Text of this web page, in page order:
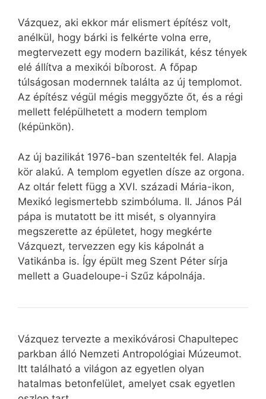
Vázquez, aki ekkor már elismert építész volt,
anélkül, hogy bárki is felkérte volna erre,
megtervezett egy modern bazilikát, kész tények
elé állítva a mexikói bíborost. A főpap
túlságosan modernnek találta az új templomot.
Az építész végül mégis meggyőzte őt, és a régi
mellett felépülhetett a modern templom
(képünkön).
Az új bazilikát 1976-ban szentelték fel. Alapja
kör alakú. A templom egyetlen dísze az orgona.
Az oltár felett függ a XVI. századi Mária-ikon,
Mexikó legismertebb szimbóluma. II. János Pál
pápa is mutatott be itt misét, s olyannyira
megszerette az épületet, hogy megkérte
Vázquezt, tervezzen egy kis kápolnát a
Vatikánba is. Így épült meg Szent Péter sírja
mellett a Guadeloupe-i Szűz kápolnája.
Vázquez tervezte a mexikóvárosi Chapultepec
parkban álló Nemzeti Antropológiai Múzeumot.
Itt található a világon az egyetlen olyan
hatalmas betonfelület, amelyet csak egyetlen